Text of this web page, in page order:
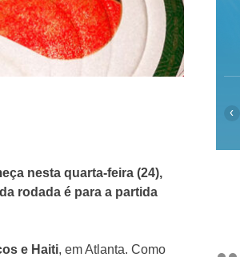
nesta quarta-feira (24),
rodada é para a partida
e Haiti, em Atlanta. Como
‹